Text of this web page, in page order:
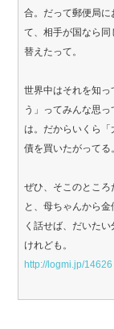
合。だって郵便局
て、相手が国なら
替えたって。
世界中はそれを知
う」ってみんな思
は。だからいくら「
債を買いたがってる
ぜひ、そこのとこ
と、母ちゃんから
く話せば、だいた
けれども。
http://logmi.jp/14626